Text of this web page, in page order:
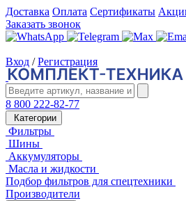
Доставка Оплата Сертификаты
Заказать звонок
Вход / Регистрация
8 800 222-82-77
Категории
Фильтры
Шины
Аккумуляторы
Масла и жидкости
Подбор фильтров для спецтехники
Производители